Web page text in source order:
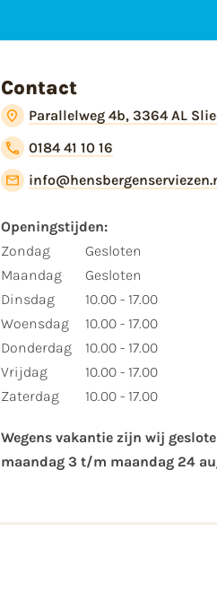
Contact
Parallelweg 4b, 3364 AL
0184 41 10 16
Openingstijden:​
​Zondag
Maandag
Dinsdag
Woensdag
Donderdag
Vrijdag
Zaterdag
Gesloten
Gesloten
10.00 - 17.00
10.00 - 17.00
10.00 - 17.00
10.00 - 17.00
10.00 - 17.00
Wegens vakantie zijn wij
maandag 3 t/m maandag 24